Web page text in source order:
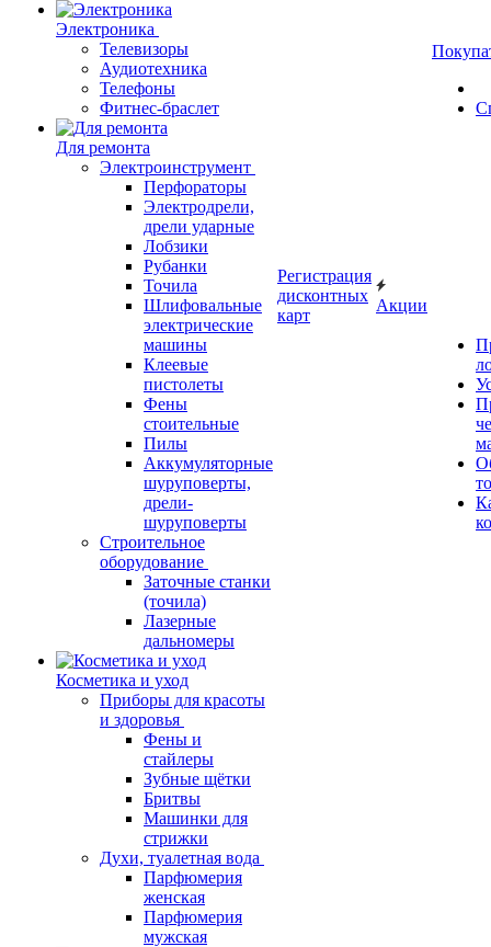
Электроника
Телевизоры
Аудиотехника
Телефоны
Фитнес-браслет
Для ремонта
Электроинструмент
Перфораторы
Электродрели,
дрели ударные
Лобзики
Рубанки
Точила
Шлифовальные
электрические
машины
Клеевые
пистолеты
Фены
стоительные
Пилы
Аккумуляторные
шуруповерты,
дрели-
шуруповерты
Строительное
оборудование
Заточные станки
(точила)
Лазерные
дальномеры
Косметика и уход
Приборы для красоты
и здоровья
Фены и
стайлеры
Зубные щётки
Бритвы
Машинки для
стрижки
Духи, туалетная вода
Парфюмерия
женская
Парфюмерия
мужская
Регистрация
дисконтных
карт
Акции